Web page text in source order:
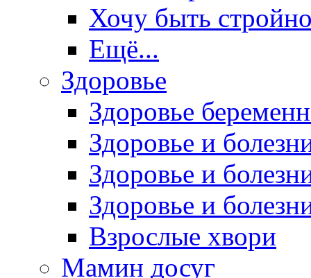
Хочу быть
Ещё...
Здоровье
Здоровье
Здоровье и
Здоровье и
Здоровье и
Взрослые хвори
Мамин досуг